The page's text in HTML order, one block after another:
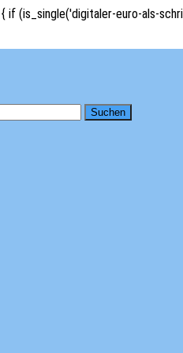
if (is_single('digitaler-euro-als-